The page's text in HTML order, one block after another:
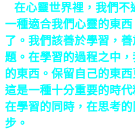
在心靈世界裡，我們不
一種適合我們心靈的東
了。我們該善於學習，
題。在學習的過程之中
的東西。保留自己的東
這是一種十分重要的時
在學習的同時，在思考
步。